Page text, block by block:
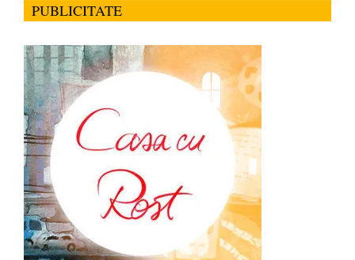
PUBLICITATE